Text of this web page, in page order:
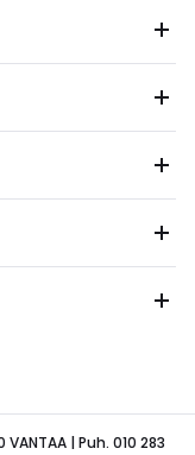
| Puh. 010 283